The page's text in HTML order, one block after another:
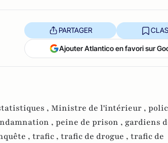
PARTAGER
Ajouter Atlantico en favori sur
, Ministre de l'intérieur ,
, peine de prison , gardiens
, trafic , trafic de drogue , trafic de